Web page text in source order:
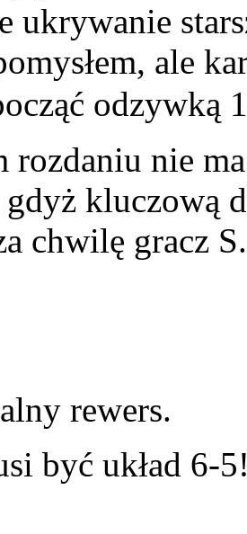
ukrywanie
ale
odzywką 1
rozdaniu nie
gdyż kluczową
chwilę gracz
rewers.
być układ 6-